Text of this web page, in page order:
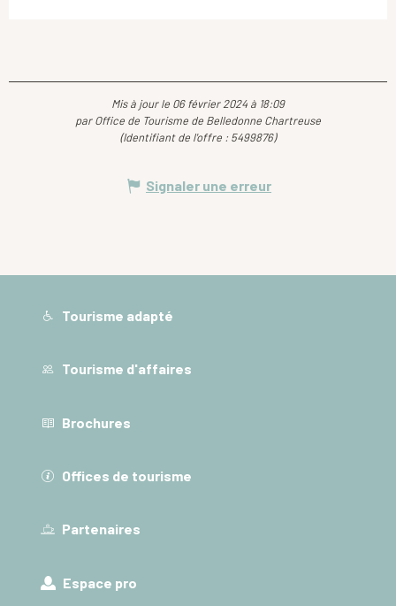
Mis à jour le 06 février 2024 à 18:09
par Office de Tourisme de Belledonne Chartreuse
(Identifiant de l'offre : 5499876)
Signaler une erreur
Tourisme adapté
Tourisme d'affaires
Brochures
Offices de tourisme
Partenaires
Espace pro